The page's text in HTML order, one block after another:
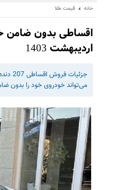
خانه قیمت طلا
اردیبهشت 1403
می‌تواند خودروی خود را بدون